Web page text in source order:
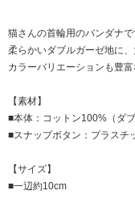
猫さんの首輪用のバンダナで
柔らかいダブルガーゼ地に
カラーバリエーションも豊
【素材】
■本体：コットン100%（ダブ
■スナップボタン：プラスチ
【サイズ】
■一辺約10cm